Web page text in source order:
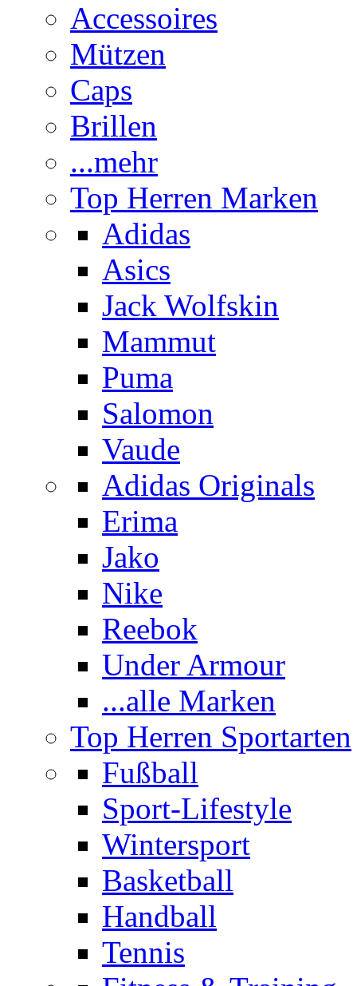
Accessoires
Mützen
Caps
Brillen
...mehr
Top Herren Marken
Adidas
Asics
Jack Wolfskin
Mammut
Puma
Salomon
Vaude
Adidas Originals
Erima
Jako
Nike
Reebok
Under Armour
...alle Marken
Top Herren Sportarten
Fußball
Sport-Lifestyle
Wintersport
Basketball
Handball
Tennis